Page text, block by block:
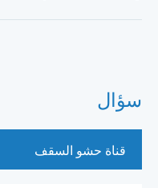
سؤال